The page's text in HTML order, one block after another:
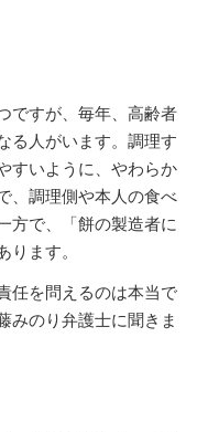
ですが、毎年、高齢者
る人がいます。調理す
すいように、やわらか
、調理側や本人の食べ
方で、「餅の製造者に
ります。
任を問えるのは本当で
みのり弁護士に聞きま